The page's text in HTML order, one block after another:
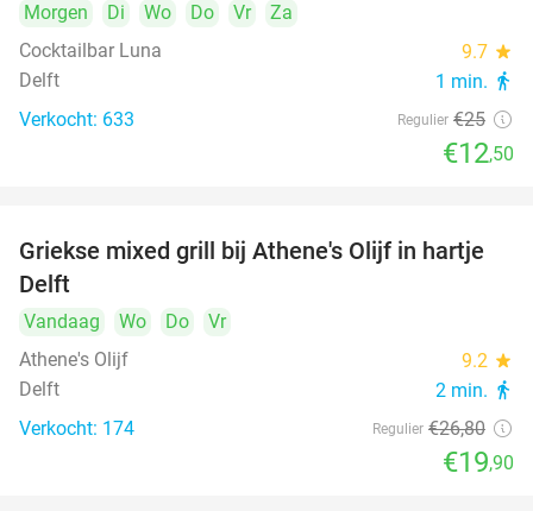
Morgen Di Wo Do Vr
Za
Cocktailbar Luna
9.7 star
Delft 1 min. directions_walk
Verkocht: 633 Regulier €25
€12,50
26%
Griekse mixed grill bij Athene's Olijf in hartje
Delft
Vandaag Wo Do
Vr
Athene's Olijf
9.2 star
Delft 2 min. directions_walk
Verkocht: 174 Regulier €26,80
€19,90